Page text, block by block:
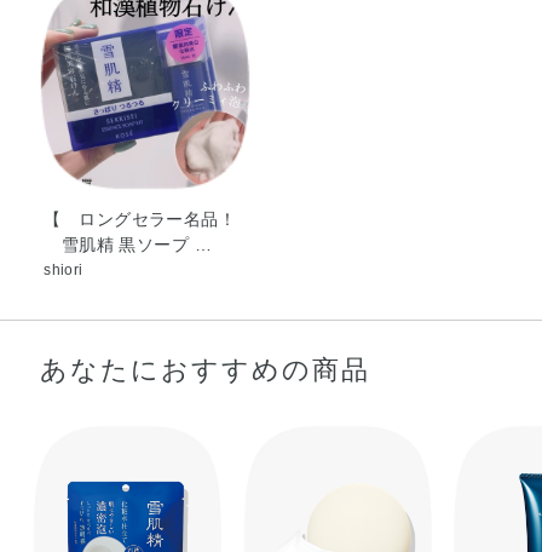
【 ロングセラー名品！
雪肌精 黒ソープ …
shiori
あなたにおすすめの商品